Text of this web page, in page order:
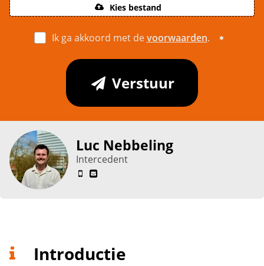
Luc Nebbeling
Intercedent
Kies bestand
Ik ga akkoord met devoorwaarden.
Verstuur
Introductie